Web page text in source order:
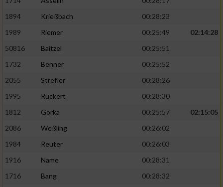
1894
Krießbach
00:28:23
1989
Riemer 00:25:49
02:14:28
50816
Baitzel
00:25:51
1732
Benner
00:25:52
2055
Strefler
00:28:26
1995
Rückert
00:28:30
1812
Gorka 00:25:57
02:15:05
2086
Weßling
00:26:02
1984
Reuter
00:26:03
1916
Name
00:28:31
1716
Bang
00:28:32